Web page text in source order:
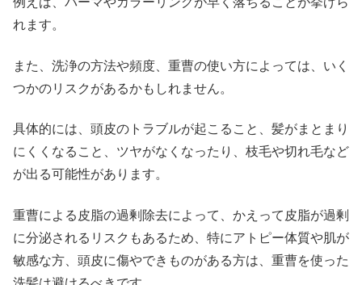
れます。
また、洗浄の方法や頻度、重曹の使い方によっては、いく
つかのリスクがあるかもしれません。
具体的には、頭皮のトラブルが起こること、髪がまとまり
にくくなること、ツヤがなくなったり、枝毛や切れ毛など
が出る可能性があります。
重曹による皮脂の過剰除去によって、かえって皮脂が過剰
に分泌されるリスクもあるため、特にアトピー体質や肌が
敏感な方、頭皮に傷やできものがある方は、重曹を使った